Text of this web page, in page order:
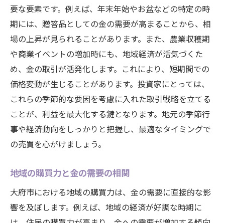
要な要素です。例えば、年末年始やお盆などの特定の時
期には、贈答品としての金の需要が高まることから、相
場の上昇が見られることがあります。また、農業収穫期
や商業イベントの増加時にも、地域経済が活気づくた
め、金の取引が活発化します。これにより、短期間での
価格変動が生じることがあります。投資家にとっては、
これらの季節的な要因を考慮に入れた取引戦略を立てる
ことが、利益を最大化する鍵となります。地元の季節行
事や経済動向をしっかりと把握し、最適なタイミングで
の売買を心がけましょう。
地域の購買力と金の需要の相関
大府市における地域の購買力は、金の需要に直接的な影
響を及ぼします。例えば、地域の経済が好調な時期に